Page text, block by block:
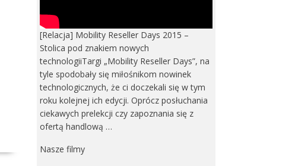
[Relacja] Mobility Reseller Days 2015 –
Stolica pod znakiem nowych
technologiiTargi „Mobility Reseller Days”, na
tyle spodobały się miłośnikom nowinek
technologicznych, że ci doczekali się w tym
roku kolejnej ich edycji. Oprócz posłuchania
ciekawych prelekcji czy zapoznania się z
ofertą handlową …
Nasze filmy